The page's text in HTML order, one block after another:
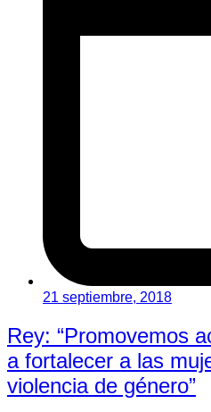
21 septiembre, 2018
Rey: “Promovemos
a fortalecer a las
violencia de género”